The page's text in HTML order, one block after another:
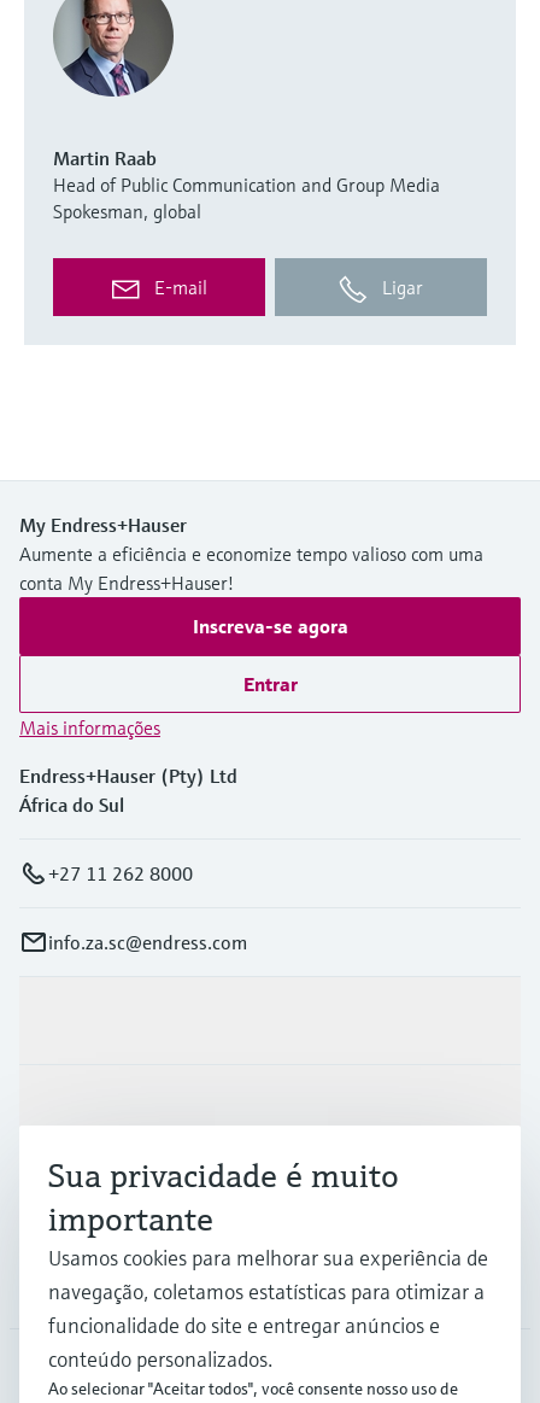
Martin Raab
Head of Public Communication and Group Media
Spokesman, global
E-mail Ligar
My Endress+Hauser
Aumente a eficiência e economize tempo valioso com uma
conta My Endress+Hauser!
Inscreva-se agora
Entrar
Mais informações
Endress+Hauser (Pty) Ltd
África do Sul
+27 11 262 8000
info.za.sc@endress.com
Empresa
Sua privacidade é muito
importante
Usamos cookies para melhorar sua experiência de
navegação, coletamos estatísticas para otimizar a
funcionalidade do site e entregar anúncios e
conteúdo personalizados.
Ao selecionar "Aceitar todos", você consente nosso uso de